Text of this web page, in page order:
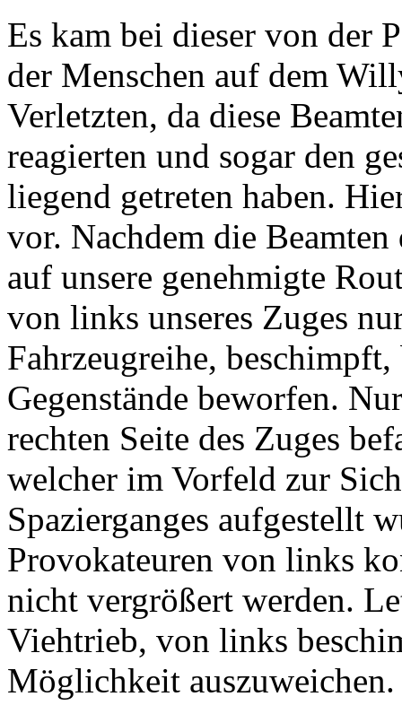
Es kam bei dieser von der
der Menschen auf dem
Verletzten, da diese
reagierten und sogar den
liegend getreten haben.
vor. Nachdem die
auf unsere genehmigte
von links unseres Zuges
Fahrzeugreihe,
Gegenstände beworfen.
rechten Seite des Zuges
welcher im Vorfeld zur
Spazierganges aufgestellt
Provokateuren von links
nicht vergrößert werden.
Viehtrieb, von links
Möglichkeit auszuweichen.